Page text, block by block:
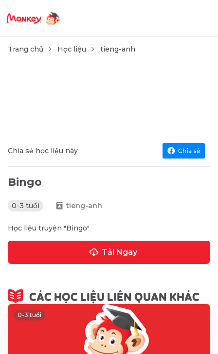
Trang chủ Học liệu tieng-anh
Chia sẻ học liệu này
Bingo
0-3 tuổi tieng-anh
Học liệu truyện "Bingo"
Tải Ngay
CÁC HỌC LIỆU LIÊN QUAN KHÁC
0-3 tuổi